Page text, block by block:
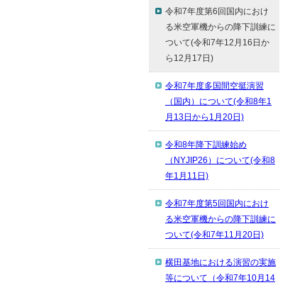
令和7年度第6回国内におけ
る米空軍機からの降下訓練に
ついて(令和7年12月16日か
ら12月17日)
令和7年度多国間空挺演習
（国内）について(令和8年1
月13日から1月20日)
令和8年降下訓練始め
（NYJIP26）について(令和8
年1月11日)
令和7年度第5回国内におけ
る米空軍機からの降下訓練に
ついて(令和7年11月20日)
横田基地における演習の実施
等について（令和7年10月14